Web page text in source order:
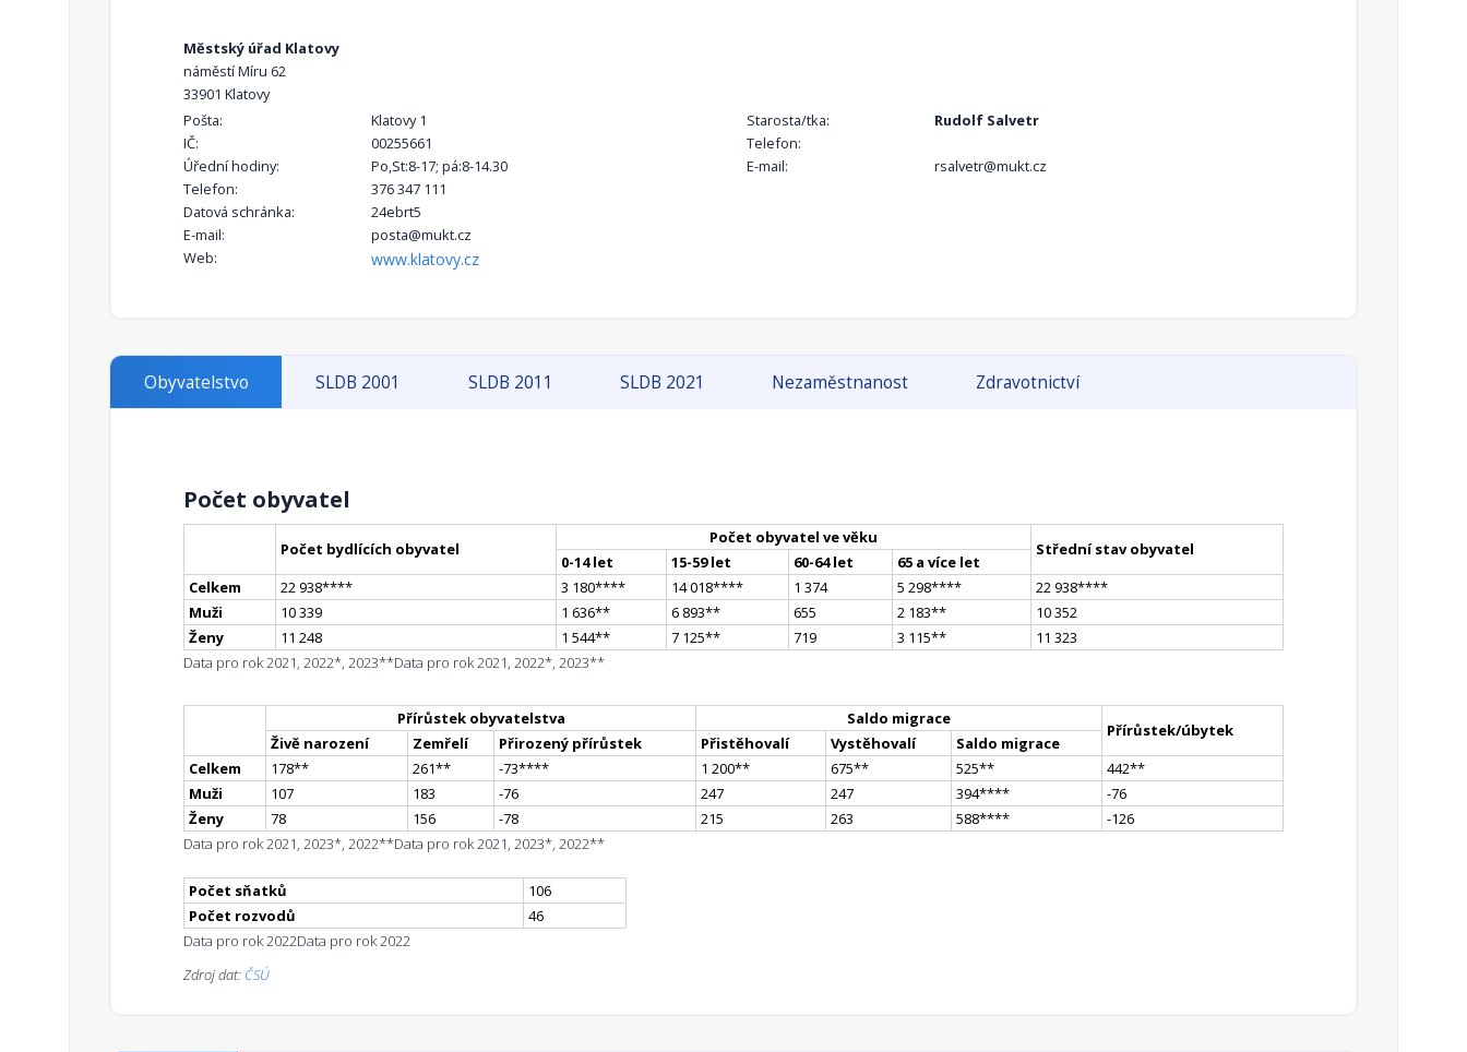
Městský úřad Klatovy
náměstí Míru 62
33901 Klatovy
Pošta:
Klatovy 1
IČ:
00255661
Úřední hodiny:
Po,St:8-17; pá:8-14.30
Telefon:
376 347 111
Datová schránka:
24ebrt5
E-mail:
posta@mukt.cz
Web:
www.klatovy.cz
Starosta/tka:
Rudolf Salvetr
Telefon:
E-mail:
rsalvetr@mukt.cz
Obyvatelstvo SLDB 2001 SLDB 2011 SLDB 2021 Nezaměstnanost Zdravotnictví
Počet obyvatel
Počet bydlících obyvatel
Počet obyvatel ve věku
Střední stav obyvatel
0-14 let 15-59 let 60-64 let
65 a více let
Celkem
22 938**** 3 180**** 14 018**** 1 374 5 298**** 22 938****
Muži
10 339 1 636** 6 893** 655 2 183**
10 352
Ženy
11 248 1 544** 7 125** 719 3 115**
11 323
Data pro rok 2021, 2022*, 2023**Data pro rok 2021, 2022*, 2023**
Přírůstek obyvatelstva Saldo migrace
Přírůstek/úbytek
Živě narození Zemřelí Přirozený přírůstek Přistěhovalí Vystěhovalí
Saldo migrace
Celkem
178** 261** -73**** 1 200** 675** 525** 442**
Muži
107 183 -76 247 247 394****
-76
Ženy
78 156 -78 215 263 588****
-126
Data pro rok 2021, 2023*, 2022**Data pro rok 2021, 2023*, 2022**
Počet sňatků
106
Počet rozvodů
46
Data pro rok 2022Data pro rok 2022
Zdroj dat: ČSÚ